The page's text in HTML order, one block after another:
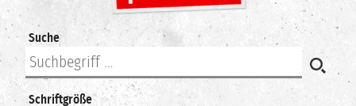
Suche
Schriftgröße